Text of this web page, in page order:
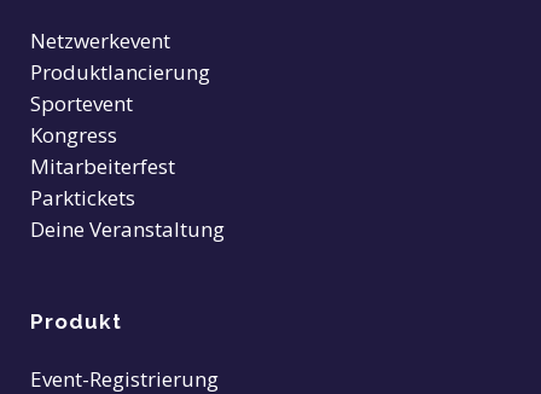
Netzwerkevent
Produktlancierung
Sportevent
Kongress
Mitarbeiterfest
Parktickets
Deine Veranstaltung
Produkt
Event-Registrierung